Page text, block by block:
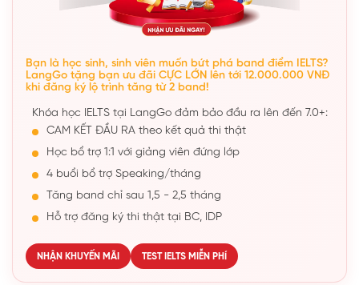
Bạn là học sinh, sinh viên muốn bứt phá band điểm IELTS?
LangGo tặng bạn ưu đãi CỰC LỚN lên tới 12.000.000 VNĐ
khi đăng ký lộ trình tăng từ 2 band!
Khóa học IELTS tại LangGo đảm bảo đầu ra lên đến 7.0+:
CAM KẾT ĐẦU RA theo kết quả thi thật
Học bổ trợ 1:1 với giảng viên đứng lớp
4 buổi bổ trợ Speaking/tháng
Tăng band chỉ sau 1,5 - 2,5 tháng
Hỗ trợ đăng ký thi thật tại BC, IDP
NHẬN KHUYẾN MÃI TEST IELTS MIỄN PHÍ